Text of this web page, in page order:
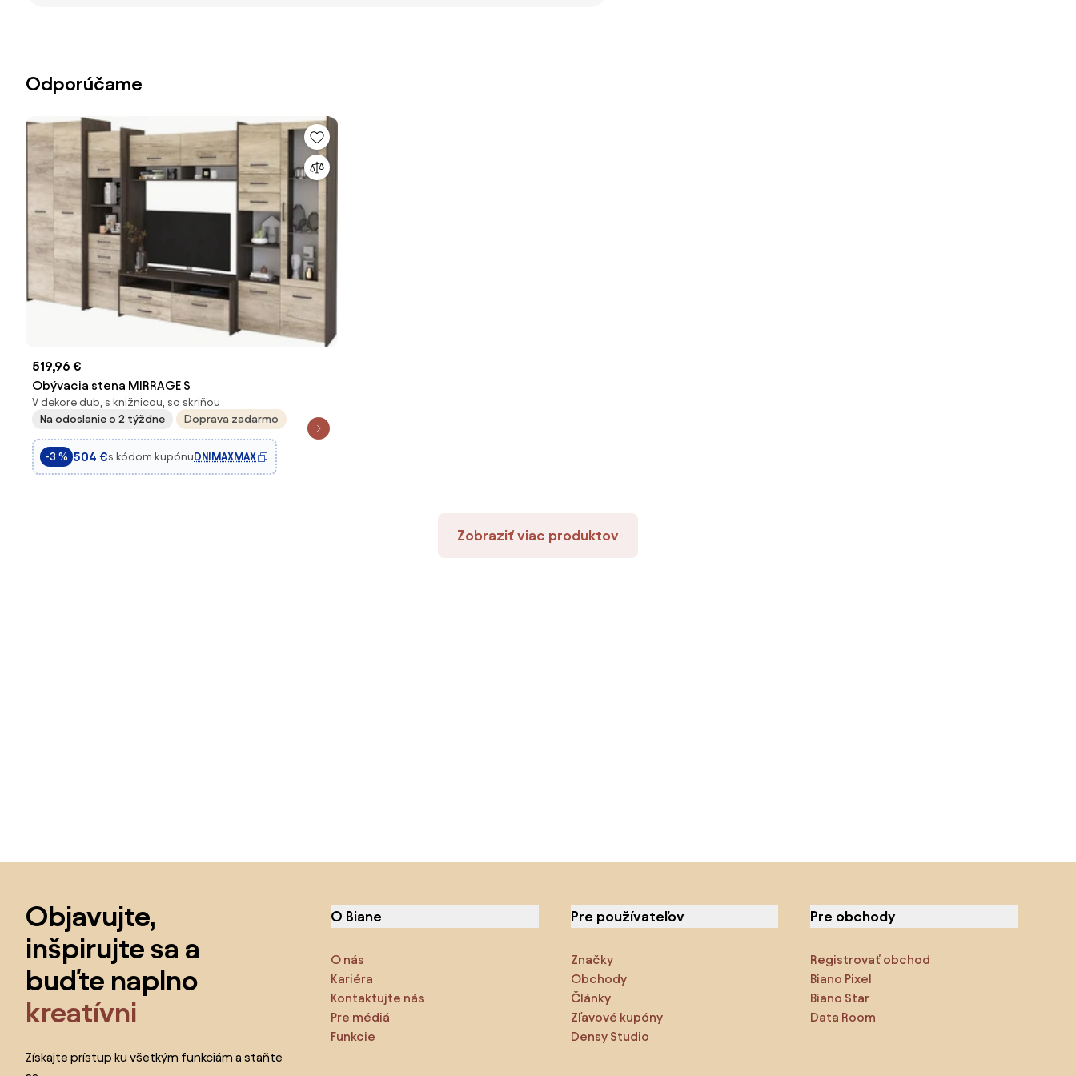
Odporúčame
519,96 €
Obývacia stena MIRRAGE S
V dekore dub, s knižnicou, so skriňou
Na odoslanie o 2 týždne
Doprava zadarmo
-3 % 504 €s kódom kupónuDNIMAXMAX
Zobraziť viac produktov
Objavujte,
inšpirujte sa a
buďte naplno
kreatívni
Získajte prístup ku všetkým funkciám a staňte
O Biane
O nás
Kariéra
Kontaktujte nás
Pre médiá
Funkcie
Pre používateľov
Značky
Obchody
Články
Zľavové kupóny
Densy Studio
Pre obchody
Registrovať obchod
Biano Pixel
Biano Star
Data Room